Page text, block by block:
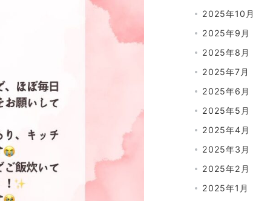
2025年10月
2025年9月
2025年8月
2025年7月
2025年6月
2025年5月
2025年4月
2025年3月
2025年2月
2025年1月